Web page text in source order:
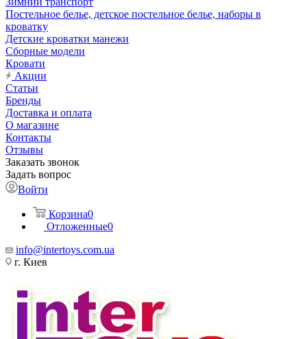
Постельное белье, детское постельное белье, наборы в
кроватку
Детские кроватки манежи
Сборные модели
Кровати
Акции
Статьи
Бренды
Доставка и оплата
О магазине
Контакты
Отзывы
Заказать звонок
Задать вопрос
Войти
Корзина0
Отложенные0
info@intertoys.com.ua
г. Киев